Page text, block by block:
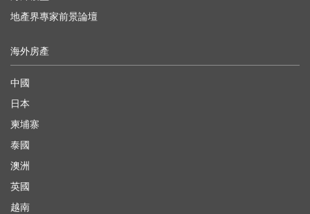
地產界專家前景論壇
海外房產
中國
日本
柬埔寨
泰國
澳洲
英國
越南